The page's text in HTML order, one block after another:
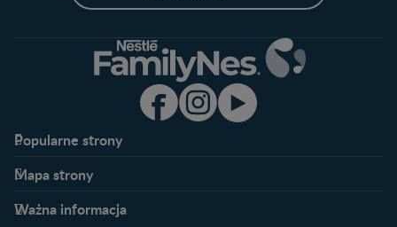
Popularne strony​
Kontakt
FAQ
Mapa strony​
Plamienie implantacyjne –
Ważna informacja